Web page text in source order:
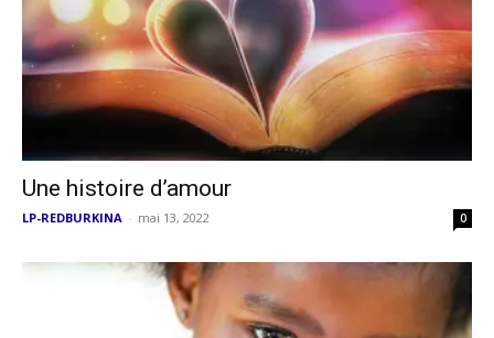
Une histoire d’amour
LP-REDBURKINA - mai 13, 2022 0